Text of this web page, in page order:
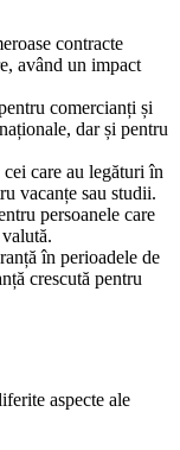
contracte
având un impact
comercianți și
dar și pentru
care au legături în
vacanțe sau studii.
persoanele care
în perioadele de
crescută pentru
aspecte ale